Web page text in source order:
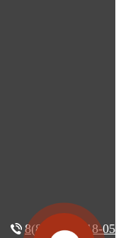
8(800) 200-18-05